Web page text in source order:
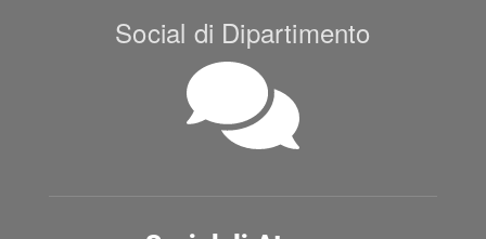
Social di Dipartimento